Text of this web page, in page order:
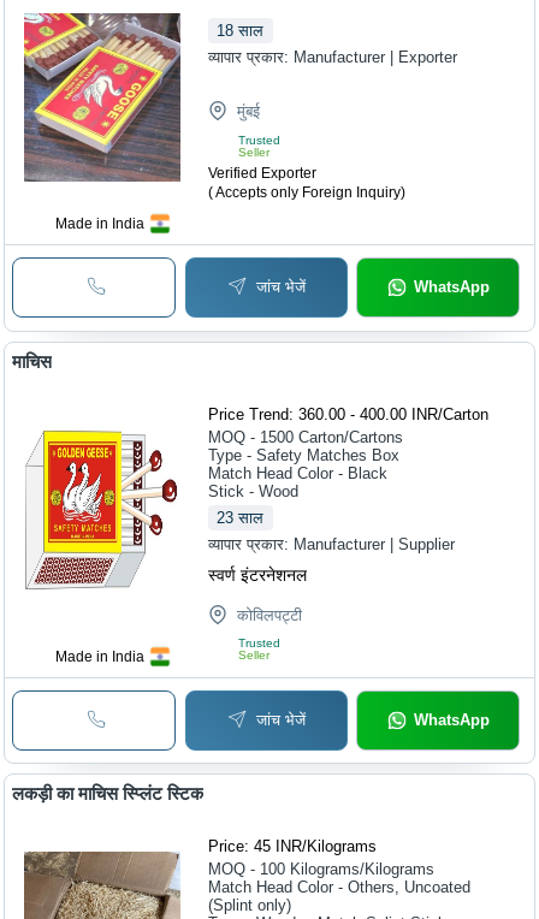
Made in India
18 साल
व्यापार प्रकार: Manufacturer | Exporter
मुंबई
Trusted
Seller
Verified Exporter
( Accepts only Foreign Inquiry)
जांच भेजें WhatsApp
Made in India
माचिस
Price Trend: 360.00 - 400.00 INR/Carton
MOQ - 1500 Carton/Cartons
Type - Safety Matches Box
Match Head Color - Black
Stick - Wood
23 साल
व्यापार प्रकार: Manufacturer | Supplier
स्वर्ण इंटरनेशनल
कोविलपट्टी
Trusted
Seller
जांच भेजें WhatsApp
लकड़ी का माचिस स्प्लिंट स्टिक
Price: 45 INR/Kilograms
MOQ - 100 Kilograms/Kilograms
Match Head Color - Others, Uncoated
(Splint only)